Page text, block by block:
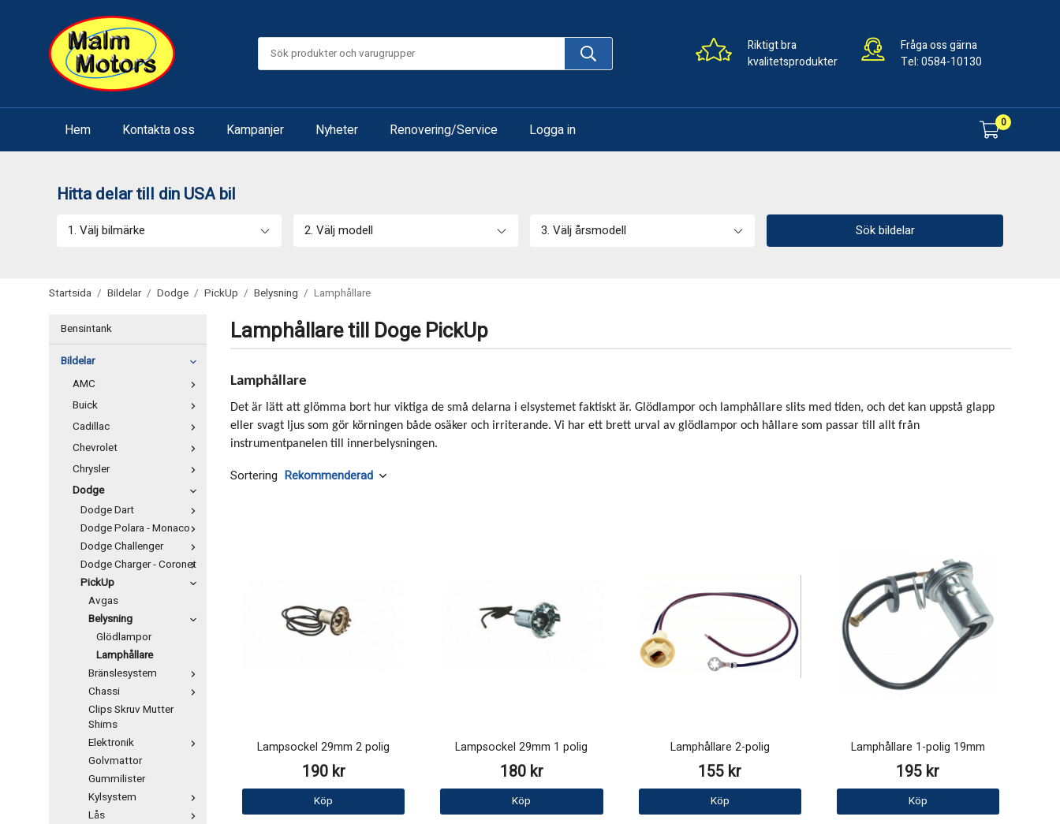
Riktigt bra
kvalitetsprodukter
Fråga oss gärna
Tel:0584-10130
Hem Kontakta oss Kampanjer Nyheter Renovering/Service Logga in 0
Hitta delar till din USA bil
1. Välj bilmärke 2. Välj modell 3. Välj årsmodell Sök bildelar
Startsida / Bildelar / Dodge / PickUp / Belysning / Lamphållare
Bensintank
Bildelar
AMC
Buick
Cadillac
Chevrolet
Chrysler
Dodge
Dodge Dart
Dodge Polara - Monaco
Dodge Challenger
Dodge Charger - Coronet
PickUp
Avgas
Belysning
Glödlampor
Lamphållare
Bränslesystem
Chassi
Clips Skruv Mutter
Shims
Elektronik
Golvmattor
Gummilister
Kylsystem
Lås
Lamphållare till Doge PickUp
Lamphållare
Det är lätt att glömma bort hur viktiga de små delarna i elsystemet faktiskt är. Glödlampor och lamphållare slits med tiden, och det kan uppstå glapp
eller svagt ljus som gör körningen både osäker och irriterande. Vi har ett brett urval av glödlampor och hållare som passar till allt från
instrumentpanelen till innerbelysningen.
Sortering
Lampsockel 29mm 2 polig
190 kr
Köp
Lampsockel 29mm 1 polig
180 kr
Köp
Lamphållare 2-polig
155 kr
Köp
Lamphållare 1-polig 19mm
195 kr
Köp